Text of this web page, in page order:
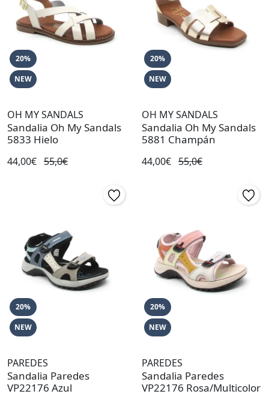
20%
NEW
OH MY SANDALS
Sandalia Oh My Sandals
5833 Hielo
44,00€ 55,0€
20%
NEW
OH MY SANDALS
Sandalia Oh My Sandals
5881 Champán
44,00€ 55,0€
20%
NEW
PAREDES
Sandalia Paredes
VP22176 Azul
20%
NEW
PAREDES
Sandalia Paredes
VP22176 Rosa/Multicolor